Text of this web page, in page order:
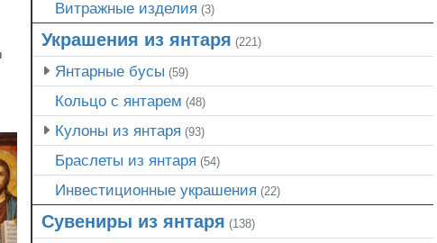
Витражные изделия (3)
Украшения из янтаря (221)
Янтарные бусы (59)
Кольцо с янтарем (48)
Кулоны из янтаря (93)
Браслеты из янтаря (54)
Инвестиционные украшения (22)
Сувениры из янтаря (138)